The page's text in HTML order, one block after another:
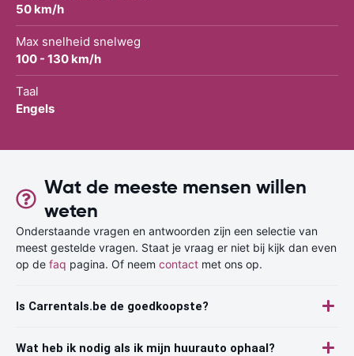
50 km/h
Max snelheid snelweg
100 - 130 km/h
Taal
Engels
Wat de meeste mensen willen
weten
Onderstaande vragen en antwoorden zijn een selectie van
meest gestelde vragen. Staat je vraag er niet bij kijk dan even
op de faq pagina. Of neem contact met ons op.
Is Carrentals.be de goedkoopste?
Wat heb ik nodig als ik mijn huurauto ophaal?